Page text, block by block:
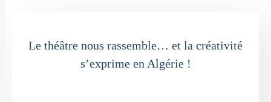
Le théâtre nous rassemble… et la créativité
s’exprime en Algérie !